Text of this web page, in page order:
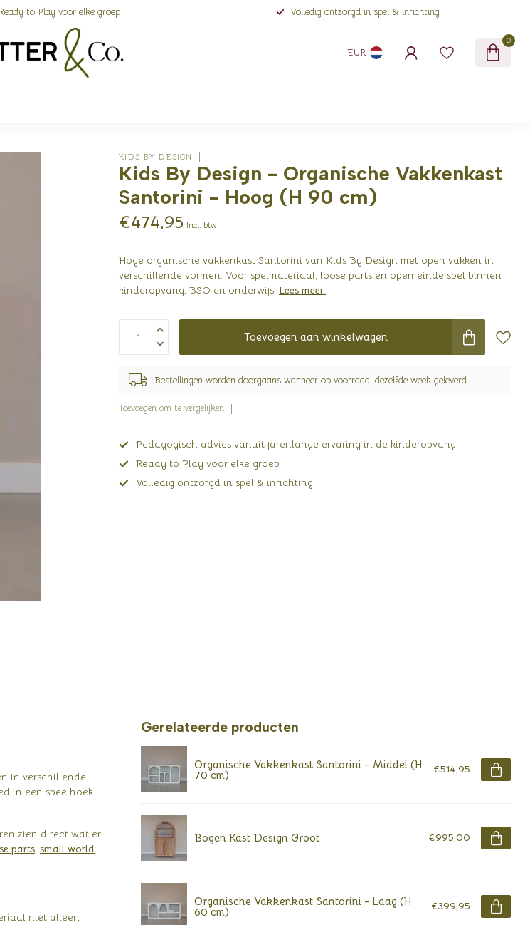
to Play voor elke groep Volledig ontzorgd in spel & inrichting
EUR
0
KIDS BY DESIGN
Kids By Design - Organische Vakkenkast
Santorini - Hoog (H 90 cm)
€474,95 Incl. btw
Hoge organische vakkenkast Santorini van Kids By Design met open vakken in
verschillende vormen. Voor spelmateriaal, loose parts en open einde spel binnen
kinderopvang, BSO en onderwijs. Lees meer.
Toevoegen aan winkelwagen
Bestellingen worden doorgaans wanneer op voorraad, dezelfde week geleverd.
Toevoegen om te vergelijken
Pedagogisch advies vanuit jarenlange ervaring in de kinderopvang
Ready to Play voor elke groep
Volledig ontzorgd in spel & inrichting
in verschillende
in een speelhoek
zien direct wat er
parts small world
niet alleen
Gerelateerde producten
Organische Vakkenkast Santorini - Middel (H
70 cm) €514,95
Bogen Kast Design Groot €995,00
Organische Vakkenkast Santorini - Laag (H
60 cm) €399,95